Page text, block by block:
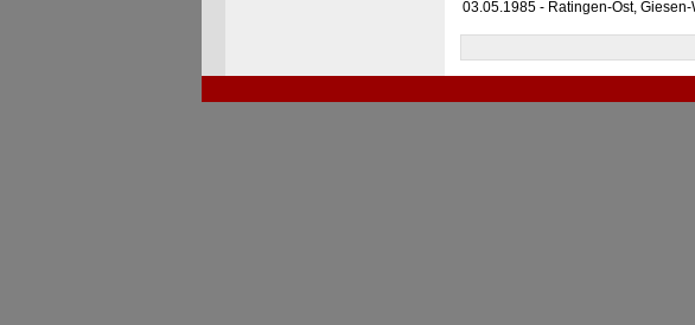
03.05.1985 - Ratingen-Ost, Giesen-